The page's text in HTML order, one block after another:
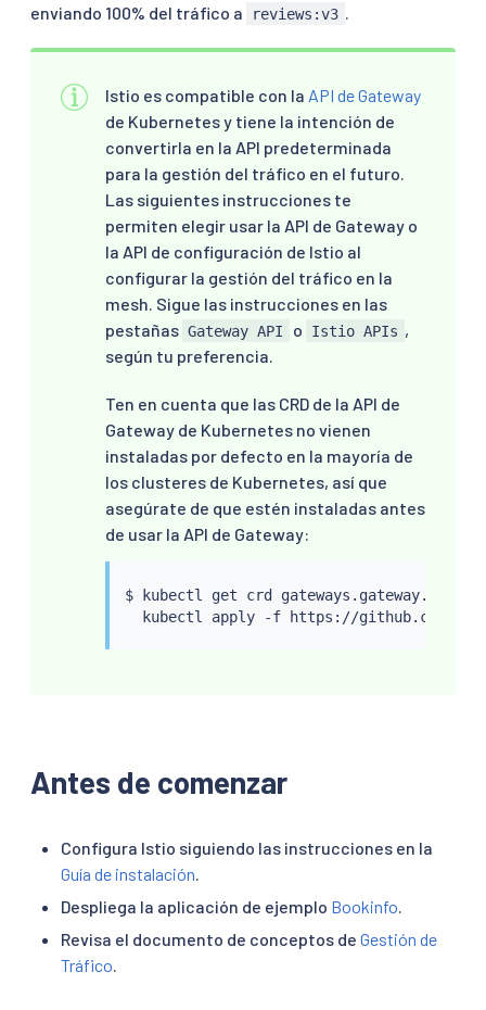
enviando 100% del tráfico a
reviews:v3
Istio es compatible con la API de Gateway
de Kubernetes y tiene la intención de
convertirla en la API predeterminada
para la gestión del tráfico en el futuro.
Las siguientes instrucciones te
permiten elegir usar la API de Gateway o
la API de configuración de Istio al
configurar la gestión del tráfico en la
mesh. Sigue las instrucciones en las
pestañas Gateway API o Istio APIs ,
según tu preferencia.
Ten en cuenta que las CRD de la API de
Gateway de Kubernetes no vienen
instaladas por defecto en la mayoría de
los clusteres de Kubernetes, así que
asegúrate de que estén instaladas antes
de usar la API de Gateway:
$ kubectl
get crd
kubectl
Antes de comenzar
Configura Istio siguiendo las instrucciones en la
Guía de instalación
Despliega la aplicación de ejemplo Bookinfo.
Revisa el documento de conceptos de Gestión de
Tráfico.